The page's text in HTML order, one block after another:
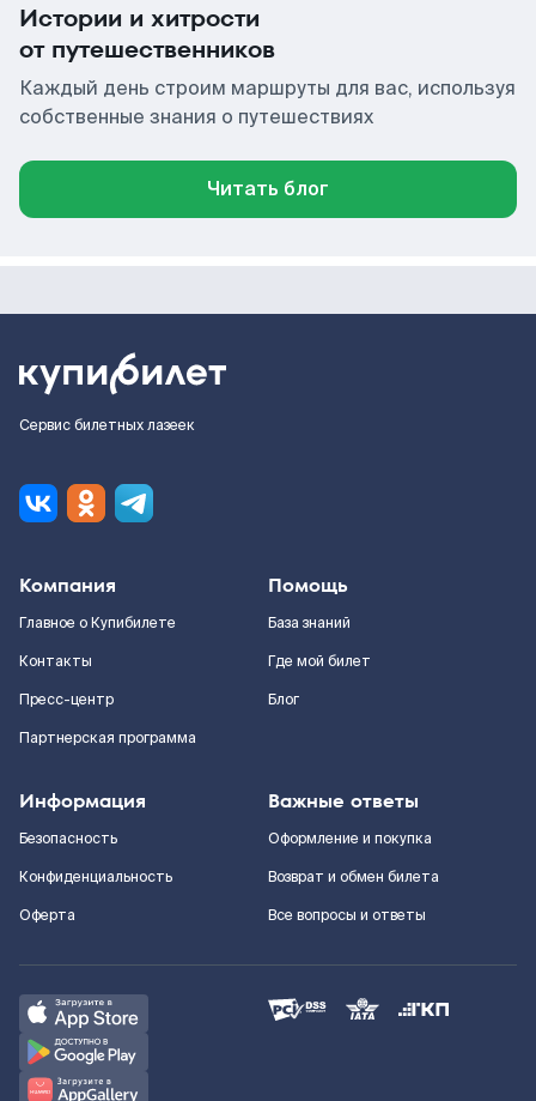
Истории и хитрости
от путешественников
Каждый день строим маршруты для вас, используя
собственные знания о путешествиях
Читать блог
Сервис билетных лазеек
Компания
Главное о Купибилете
Контакты
Пресс-центр
Партнерская программа
Помощь
База знаний
Где мой билет
Блог
Информация
Безопасность
Конфиденциальность
Оферта
Важные ответы
Оформление и покупка
Возврат и обмен билета
Все вопросы и ответы